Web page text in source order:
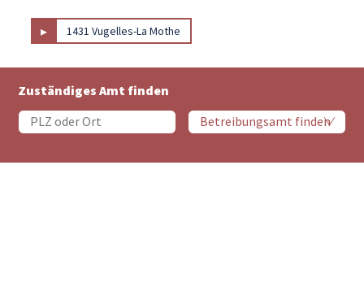
▸ 1431 Vugelles-La Mothe
Zuständiges Amt finden